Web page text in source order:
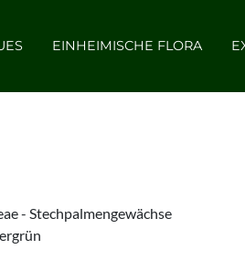
EINHEIMISCHE FLORA
- Stechpalmengewächse